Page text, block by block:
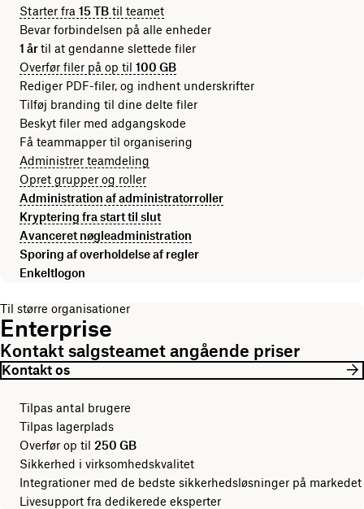
Starter fra 15 TB til teamet
Bevar forbindelsen på alle enheder
1 årtil at gendanne slettede filer
Overfør filer på op til 100 GB
Rediger PDF-filer, og indhent underskrifter
Tilføj branding til dine delte filer
Beskyt filer med adgangskode
Få teammapper til organisering
Administrer teamdeling
Opret grupper og roller
Administration af administratorroller
Kryptering fra start til slut
Avanceret nøgleadministration
Sporing af overholdelse af regler
Enkeltlogon
Til større organisationer
Enterprise
Kontakt salgsteamet angående priser
Kontakt os
Tilpas antal brugere
Tilpas lagerplads
Overfør op til 250 GB
Sikkerhed i virksomhedskvalitet
Integrationer med de bedste sikkerhedsløsninger på markedet
Livesupport fra dedikerede eksperter